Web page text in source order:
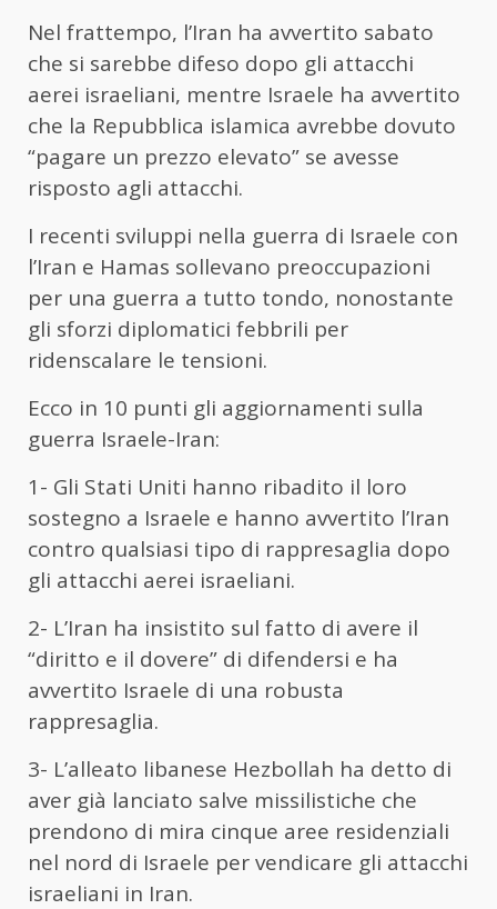
Nel frattempo, l’Iran ha avvertito sabato
che si sarebbe difeso dopo gli attacchi
aerei israeliani, mentre Israele ha avvertito
che la Repubblica islamica avrebbe dovuto
“pagare un prezzo elevato” se avesse
risposto agli attacchi.
I recenti sviluppi nella guerra di Israele con
l’Iran e Hamas sollevano preoccupazioni
per una guerra a tutto tondo, nonostante
gli sforzi diplomatici febbrili per
ridenscalare le tensioni.
Ecco in 10 punti gli aggiornamenti sulla
guerra Israele-Iran:
1- Gli Stati Uniti hanno ribadito il loro
sostegno a Israele e hanno avvertito l’Iran
contro qualsiasi tipo di rappresaglia dopo
gli attacchi aerei israeliani.
2- L’Iran ha insistito sul fatto di avere il
“diritto e il dovere” di difendersi e ha
avvertito Israele di una robusta
rappresaglia.
3- L’alleato libanese Hezbollah ha detto di
aver già lanciato salve missilistiche che
prendono di mira cinque aree residenziali
nel nord di Israele per vendicare gli attacchi
israeliani in Iran.